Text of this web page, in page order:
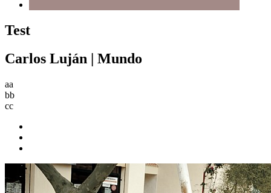
Test
Carlos Luján | Mundo
aa
bb
cc